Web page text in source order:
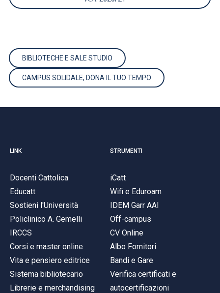
BIBLIOTECHE E SALE STUDIO
CAMPUS SOLIDALE, DONA IL TUO TEMPO
LINK
Docenti Cattolica
Educatt
Sostieni l'Università
Policlinico A. Gemelli
IRCCS
Corsi e master online
Vita e pensiero editrice
Sistema bibliotecario
Librerie e merchandising
STRUMENTI
iCatt
Wifi e Eduroam
IDEM Garr AAI
Off-campus
CV Online
Albo Fornitori
Bandi e Gare
Verifica certificati e
autocertificazioni